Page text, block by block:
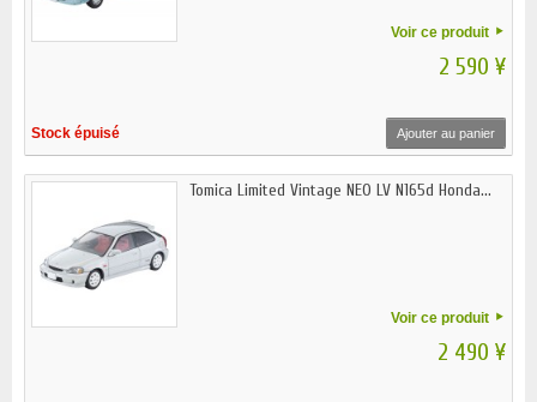
Voir ce produit
2 590 ¥
Stock épuisé Ajouter au panier
Tomica Limited Vintage NEO LV N165d Honda...
Voir ce produit
2 490 ¥